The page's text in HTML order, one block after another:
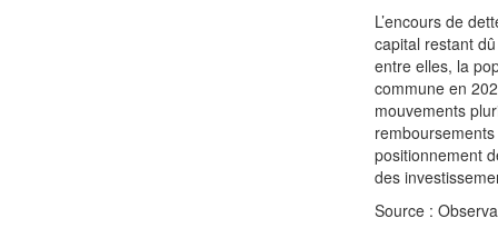
L’encours de
capital restant
entre elles, la
commune en
mouvements
positionnement
des
Source :